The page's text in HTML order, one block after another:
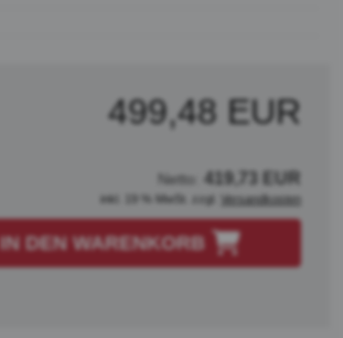
499,48 EUR
Netto: 419,73 EUR
inkl. 19 % MwSt. zzgl. Versandkosten
IN DEN WARENKORB